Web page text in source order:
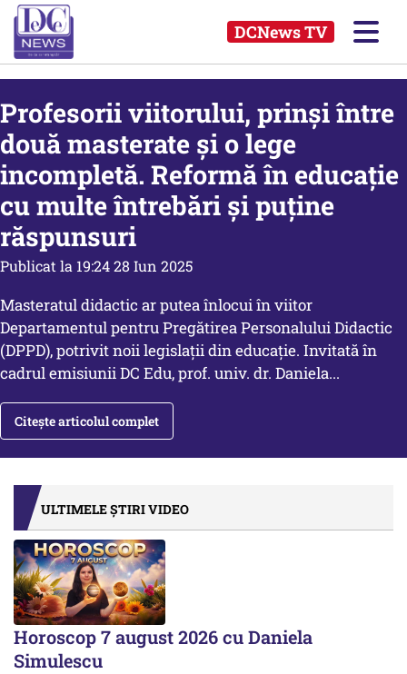
DCNews TV
Profesorii viitorului, prinși între
două masterate și o lege
incompletă. Reformă în educație
cu multe întrebări și puține
răspunsuri
Publicat la 19:24 28 Iun 2025
Masteratul didactic ar putea înlocui în viitor
Departamentul pentru Pregătirea Personalului Didactic
(DPPD), potrivit noii legislații din educație. Invitată în
cadrul emisiunii DC Edu, prof. univ. dr. Daniela...
Citește articolul complet
ULTIMELE ȘTIRI VIDEO
Horoscop 7 august 2026 cu Daniela
Simulescu